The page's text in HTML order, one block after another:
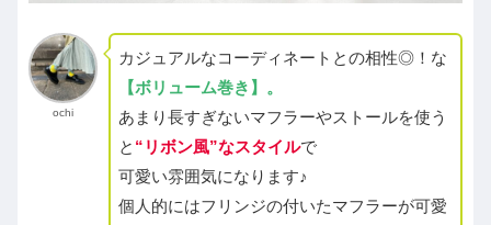
ochi
カジュアルなコーディネートとの相性◎！な
【ボリューム巻き】。
あまり長すぎないマフラーやストールを使う
と “リボン風”なスタイルで
可愛い雰囲気になります♪
個人的にはフリンジの付いたマフラーが可愛